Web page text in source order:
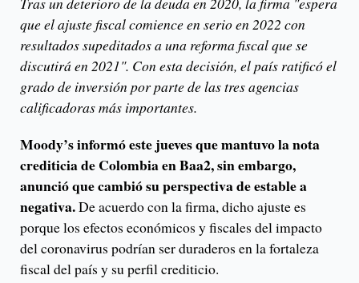
que el ajuste fiscal comience en serio en 2022 con
resultados supeditados a una reforma fiscal que se
discutirá en 2021". Con esta decisión, el país ratificó el
grado de inversión por parte de las tres agencias
calificadoras más importantes.
Moody’s informó este jueves que mantuvo la nota
crediticia de Colombia en Baa2, sin embargo,
anunció que cambió su perspectiva de estable a
negativa.De acuerdo con la firma, dicho ajuste es
porque los efectos económicos y fiscales del impacto
del coronavirus podrían ser duraderos en la fortaleza
fiscal del país y su perfil crediticio.